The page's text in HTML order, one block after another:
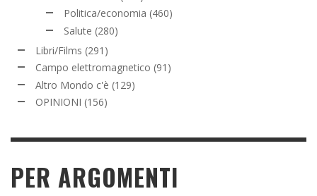
Politica/economia (460)
Salute (280)
Libri/Films (291)
Campo elettromagnetico (91)
Altro Mondo c'è (129)
OPINIONI (156)
PER ARGOMENTI